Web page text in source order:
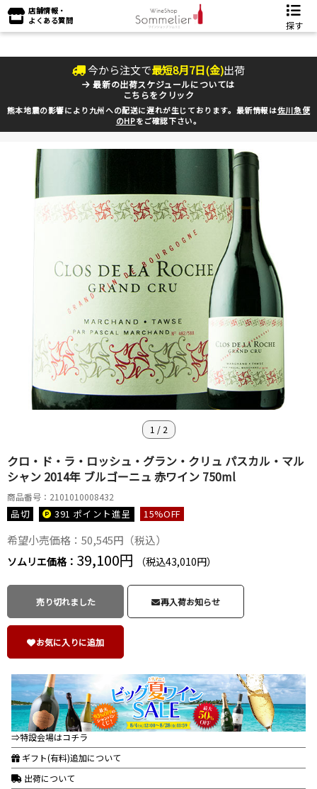
店舗情報・
よくある質問
探す
今から注文で最短8月7日(金)出荷
最新の出荷スケジュールについては
こちらをクリック
熊本地震の影響により九州への配送に遅れが生じております。最新情報は佐川急便
のHPをご確認下さい。
1 / 2
クロ・ド・ラ・ロッシュ・グラン・クリュ パスカル・マル
シャン 2014年 ブルゴーニュ 赤ワイン 750ml
商品番号：2101010008432
品切 391 ポイント進呈 15%OFF
希望小売価格：50,545円（税込）
ソムリエ価格： 39,100円 （税込43,010円）
売り切れました 再入荷お知らせ
お気に入りに追加
⇒特設会場はコチラ
ギフト(有料)追加について
出荷について